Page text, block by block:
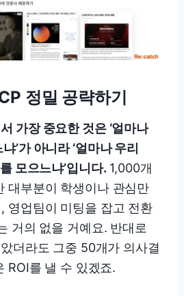
정밀 공략하기
가장 중요한 것은 ‘얼마나
’가 아니라 ‘얼마나 우리
모으느냐’입니다. 1,000개
대부분이 학생이나 관심만
영업팀이 미팅을 잡고 전환
거의 없을 거예요. 반대로
더라도 그중 50개가 의사결
ROI를 낼 수 있겠죠.